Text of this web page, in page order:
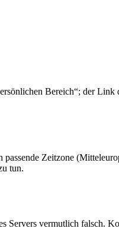
Bereich“; der
Zeitzone
tun.
Servers vermutlich falsch.